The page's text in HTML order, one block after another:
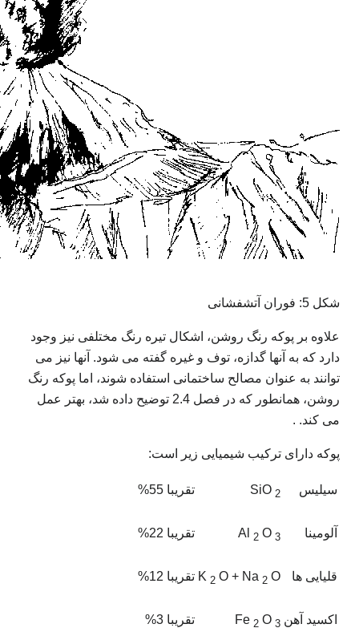
شکل 5: فوران آتشفشانی
علاوه بر پوکه رنگ روشن، اشکال تیره رنگ مختلفی نیز وجود
دارد که به آنها گدازه، توف و غیره گفته می شود. آنها نیز می
توانند به عنوان مصالح ساختمانی استفاده شوند، اما پوکه رنگ
روشن، همانطور که در فصل 2.4 توضیح داده شد، بهتر عمل
می کند. .
پوکه دارای ترکیب شیمیایی زیر است:
سیلیس SiO 2 تقریبا 55%
آلومینا Al 2 O 3 تقریبا 22%
قلیایی ها K 2 O + Na 2 O تقریبا 12%
اکسید آهن Fe 2 O 3 تقریبا 3%